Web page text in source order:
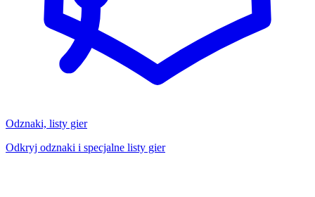
Odznaki, listy gier
Odkryj odznaki i specjalne listy gier